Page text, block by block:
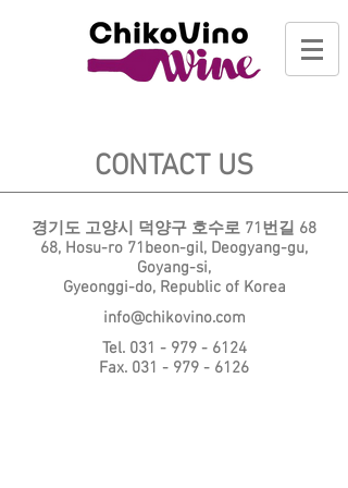
CONTACT US
경기도 고양시 덕양구 호수로 71번길 68
68, Hosu-ro 71beon-gil, Deogyang-gu,
Goyang-si,
Gyeonggi-do, Republic of Korea
info@chikovino.com
Tel. 031 - 979 - 6124
Fax. 031 - 979 - 6126